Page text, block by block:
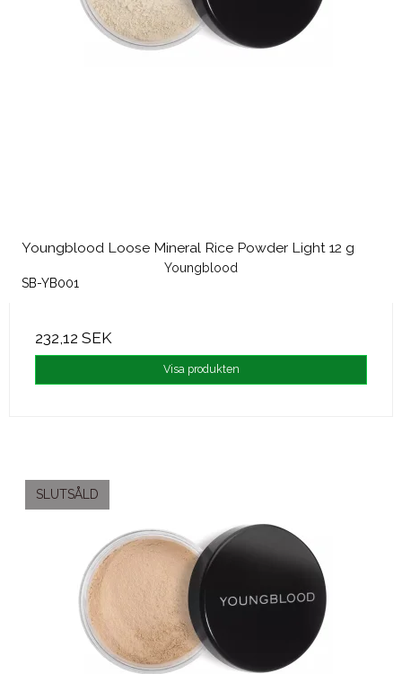
Youngblood Loose Mineral Rice Powder Light 12 g
Youngblood
SB-YB001
232,12 SEK
Visa produkten
SLUTSÅLD